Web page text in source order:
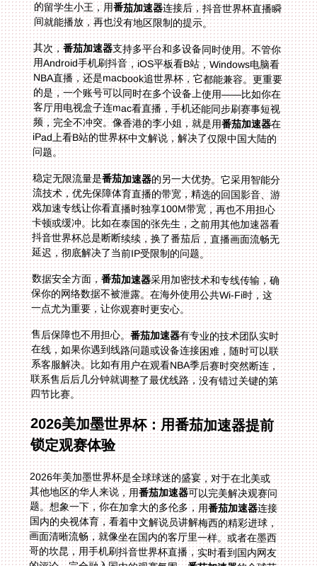
的留学生小王，用番茄加速器连接后，抖音世界杯直播瞬
间就能播放，再也没有地区限制的提示。
其次，番茄加速器支持多平台和多设备同时使用。不管你
用Android手机刷抖音，iOS平板看B站，Windows电脑看
NBA直播，还是macbook追世界杯，它都能兼容。更重要
的是，一个账号可以同时在多个设备上使用——比如你在
客厅用电视盒子连mac看直播，手机还能同步刷赛事短视
频，完全不冲突。像香港的李小姐，就是用番茄加速器在
iPad上看B站的世界杯中文解说，解决了仅限中国大陆的
问题。
稳定无限流量是番茄加速器的另一大优势。它采用智能分
流技术，优先保障体育直播的带宽，精选的回国影音、游
戏加速专线让你看直播时独享100M带宽，再也不用担心
卡顿或缓冲。比如在泰国的张先生，之前用其他加速器看
抖音世界杯总是断断续续，换了番茄后，直播画面流畅无
延迟，彻底解决了当前IP受限制的问题。
数据安全方面，番茄加速器采用加密技术和专线传输，确
保你的网络数据不被泄露。在海外使用公共Wi-Fi时，这
一点尤为重要，让你观赛时更安心。
售后保障也不用担心。番茄加速器有专业的技术团队实时
在线，如果你遇到线路问题或设备连接困难，随时可以联
系客服解决。比如有用户在观看NBA季后赛时突然断连，
联系售后后几分钟就调整了最优线路，没有错过关键的第
四节比赛。
2026美加墨世界杯：用番茄加速器提前
锁定观赛体验
2026年美加墨世界杯是全球球迷的盛宴，对于在北美或
其他地区的华人来说，用番茄加速器可以完美解决观赛问
题。想象一下，你在加拿大的多伦多，用番茄加速器连接
国内的央视体育，看着中文解说员讲解梅西的精彩进球，
画面清晰流畅，就像坐在国内的客厅里一样。或者在墨西
哥的坎昆，用手机刷抖音世界杯直播，实时看到国内网友